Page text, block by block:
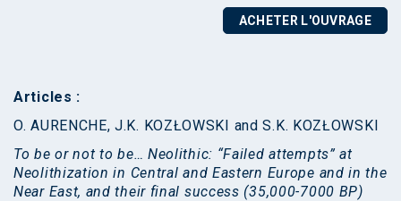
ACHETER L'OUVRAGE
Articles :
O. AURENCHE, J.K. KOZŁOWSKI and S.K. KOZŁOWSKI
To be or not to be… Neolithic: “Failed attempts” at
Neolithization in Central and Eastern Europe and in the
Near East, and their final success (35,000-7000 BP)